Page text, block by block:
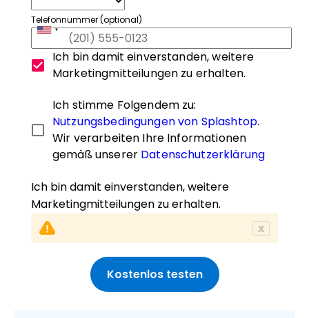
Telefonnummer (optional)
Ich bin damit einverstanden, weitere
Marketingmitteilungen zu erhalten.
Ich stimme Folgendem zu:
Nutzungsbedingungen von Splashtop.
Wir verarbeiten Ihre Informationen
gemäß unserer Datenschutzerklärung
Ich bin damit einverstanden, weitere
Marketingmitteilungen zu erhalten.
x
Kostenlos testen